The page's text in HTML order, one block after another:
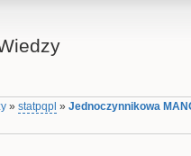
»statpqpl »Jednoczynnikowa